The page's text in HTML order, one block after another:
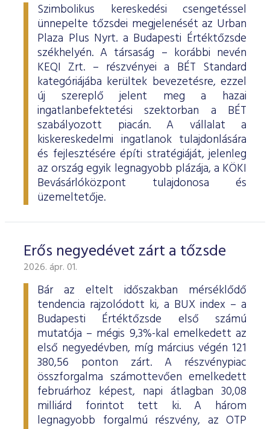
Szimbolikus kereskedési csengetéssel
ünnepelte tőzsdei megjelenését az Urban
Plaza Plus Nyrt. a Budapesti Értéktőzsde
székhelyén. A társaság – korábbi nevén
KEQI Zrt. – részvényei a BÉT Standard
kategóriájába kerültek bevezetésre, ezzel
új szereplő jelent meg a hazai
ingatlanbefektetési szektorban a BÉT
szabályozott piacán. A vállalat a
kiskereskedelmi ingatlanok tulajdonlására
és fejlesztésére építi stratégiáját, jelenleg
az ország egyik legnagyobb plázája, a KÖKI
Bevásárlóközpont tulajdonosa és
üzemeltetője.
Erős negyedévet zárt a tőzsde
2026. ápr. 01.
Bár az eltelt időszakban mérséklődő
tendencia rajzolódott ki, a BUX index – a
Budapesti Értéktőzsde első számú
mutatója – mégis 9,3%-kal emelkedett az
első negyedévben, míg március végén 121
380,56 ponton zárt. A részvénypiac
összforgalma számottevően emelkedett
februárhoz képest, napi átlagban 30,08
milliárd forintot tett ki. A három
legnagyobb forgalmú részvény, az OTP